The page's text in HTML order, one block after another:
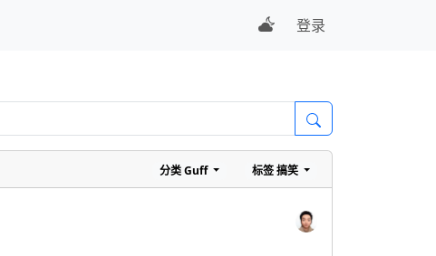
登录
分类Guff 标签搞笑